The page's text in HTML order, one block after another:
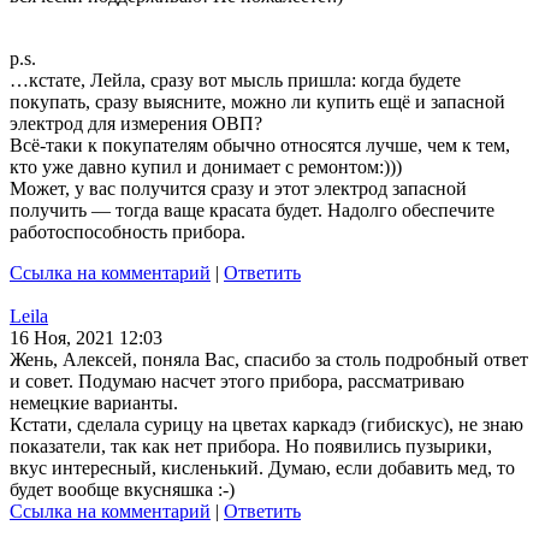
p.s.
…кстате, Лейла, сразу вот мысль пришла: когда будете
покупать, сразу выясните, можно ли купить ещё и запасной
электрод для измерения ОВП?
Всё-таки к покупателям обычно относятся лучше, чем к тем,
кто уже давно купил и донимает с ремонтом:)))
Может, у вас получится сразу и этот электрод запасной
получить — тогда ваще красата будет. Надолго обеспечите
работоспособность прибора.
Ссылка на комментарий | Ответить
Leila
16 Ноя, 2021 12:03
Жень, Алексей, поняла Вас, спасибо за столь подробный ответ
и совет. Подумаю насчет этого прибора, рассматриваю
немецкие варианты.
Кстати, сделала сурицу на цветах каркадэ (гибискус), не знаю
показатели, так как нет прибора. Но появились пузырики,
вкус интересный, кисленький. Думаю, если добавить мед, то
будет вообще вкусняшка :-)
Ссылка на комментарий | Ответить